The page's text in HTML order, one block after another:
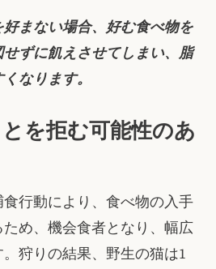
まない場合、好む食べ物を
ずに飢えさせてしまい、脂
なります。
を拒む可能性のあ
行動により、食べ物の入手
め、機会食者となり、幅広
狩りの結果、野生の猫は1